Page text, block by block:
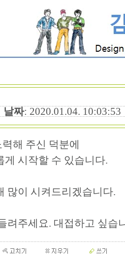
날짜: 2020.01.04.
해 주신 덕분에
게 시작할 수 있습니다.
많이 시켜드리겠습니다.
려주세요. 대접하고 싶습